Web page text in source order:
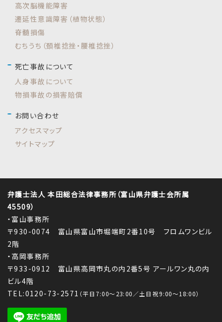
高次脳機能障害
遷延性意識障害（植物状態）
脊髄損傷
むちうち（頚椎捻挫・腰椎捻挫）
死亡事故について
人身事故について
物損事故の損害賠償
お問い合わせ
アクセスマップ
サイトマップ
弁護士法人 本田総合法律事務所（富山県弁護士会所属
45509）
・富山事務所
〒930-0074 富山県富山市堀端町2番10号 フロムワンビル
2階
・高岡事務所
〒933-0912 富山県高岡市丸の内2番5号 アールワン丸の内
ビル4階
TEL:0120-73-2571 （平日7:00～23:00／土日祝9:00～18:00）